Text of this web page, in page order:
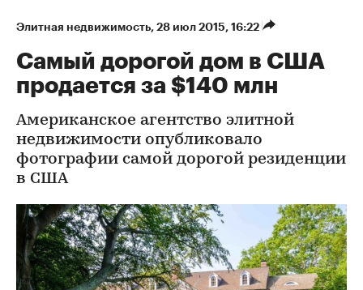
Элитная недвижимость⁠, 28 июл 2015, 16:22
Самый дорогой дом в США
продается за $140 млн
Американское агентство элитной
недвижимости опубликовало
фотографии самой дорогой резиденции
в США